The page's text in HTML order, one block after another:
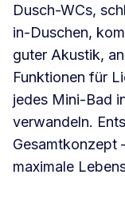
Dusch-WCs,
in-Duschen,
guter Akustik,
Funktionen für
jedes Mini-Bad
verwandeln.
Gesamtkonzept
maximale